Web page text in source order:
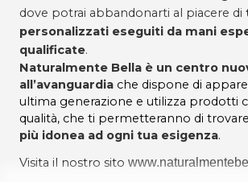
dove potrai abbandonarti al piacere di
personalizzati eseguiti da mani
qualificate.
Naturalmente Bella è un centro
all’avanguardia che dispone di
ultima generazione e utilizza prodotti
qualità, che ti permetteranno di
più idonea ad ogni tua esigenza.
Visita il nostro sito